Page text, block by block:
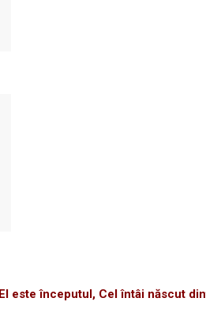
este începutul, Cel întâi născut